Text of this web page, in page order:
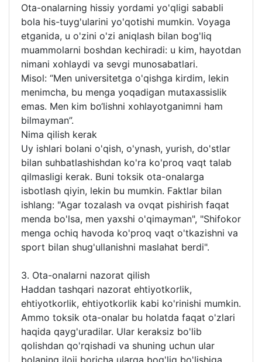
Ota-onalarning hissiy yordami yo'qligi sababli
bola his-tuyg'ularini yo'qotishi mumkin. Voyaga
etganida, u o'zini o'zi aniqlash bilan bog'liq
muammolarni boshdan kechiradi: u kim, hayotdan
nimani xohlaydi va sevgi munosabatlari.
Misol: “Men universitetga o'qishga kirdim, lekin
menimcha, bu menga yoqadigan mutaxassislik
emas. Men kim bo‘lishni xohlayotganimni ham
bilmayman”.
Nima qilish kerak
Uy ishlari bolani o'qish, o'ynash, yurish, do'stlar
bilan suhbatlashishdan ko'ra ko'proq vaqt talab
qilmasligi kerak. Buni toksik ota-onalarga
isbotlash qiyin, lekin bu mumkin. Faktlar bilan
ishlang: "Agar tozalash va ovqat pishirish faqat
menda bo'lsa, men yaxshi o'qimayman", "Shifokor
menga ochiq havoda ko'proq vaqt o'tkazishni va
sport bilan shug'ullanishni maslahat berdi".
3. Ota-onalarni nazorat qilish
Haddan tashqari nazorat ehtiyotkorlik,
ehtiyotkorlik, ehtiyotkorlik kabi ko'rinishi mumkin.
Ammo toksik ota-onalar bu holatda faqat o'zlari
haqida qayg'uradilar. Ular keraksiz bo'lib
qolishdan qo'rqishadi va shuning uchun ular
bolaning iloji boricha ularga bog'liq bo'lishiga,